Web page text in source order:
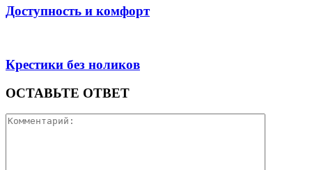
Доступность и комфорт
Крестики без ноликов
ОСТАВЬТЕ ОТВЕТ